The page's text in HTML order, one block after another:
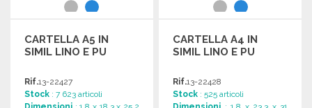
CARTELLA A5 IN
SIMIL LINO E PU
Rif.13-22427
Stock : 7 623 articoli
CARTELLA A4 IN
SIMIL LINO E PU
Rif.13-22428
Stock : 525 articoli